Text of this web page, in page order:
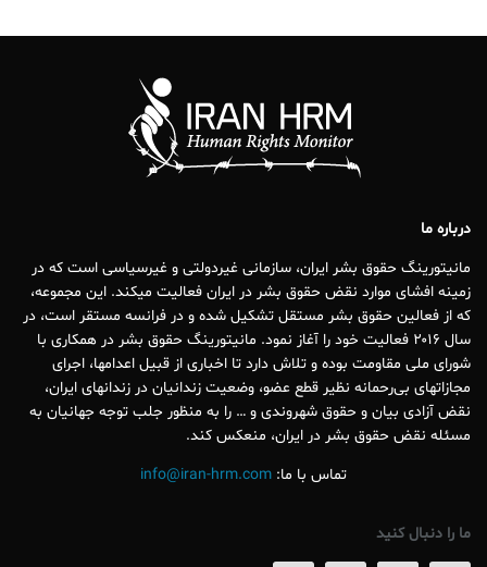
درباره ما
مانیتورینگ حقوق بشر ایران، سازمانی غیردولتی و غیرسیاسی است که در
زمینه افشای موارد نقض حقوق بشر در ایران فعالیت میکند. این مجموعه،
که از فعالین حقوق بشر مستقل تشکیل شده و در فرانسه مستقر است، در
سال ۲۰۱۶ فعالیت خود را آغاز نمود. مانیتورینگ حقوق بشر در همکاری با
شورای ملی مقاومت بوده و تلاش دارد تا اخباری از قبیل اعدامها، اجرای
مجازاتهای بی‌رحمانه نظیر قطع عضو، وضعیت زندانیان در زندانهای ایران،
نقض آزادی بیان و حقوق شهروندی و … را به منظور جلب توجه جهانیان به
مسئله نقض حقوق بشر در ایران، منعکس کند.
تماس با ما: info@iran-hrm.com
ما را دنبال کنید